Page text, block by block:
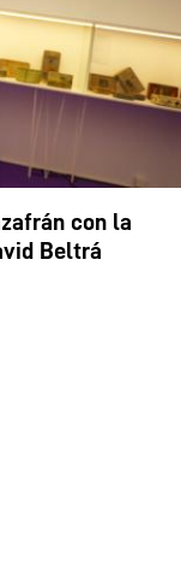
con la
Beltrá